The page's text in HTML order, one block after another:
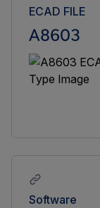
ECAD FILE
A8603
Software